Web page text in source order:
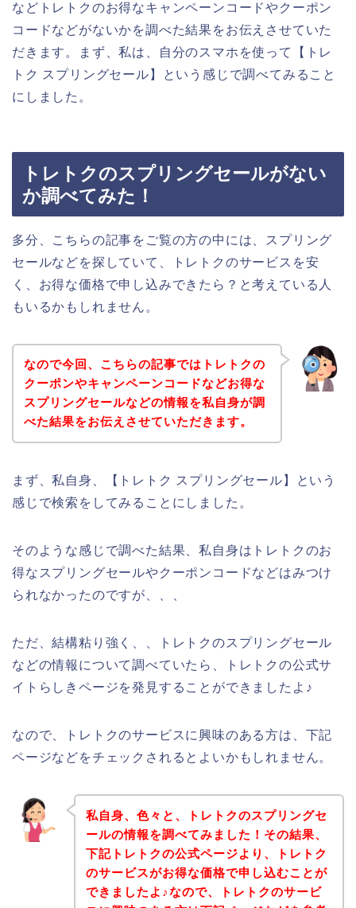
などトレトクのお得なキャンペーンコードやクーポン
コードなどがないかを調べた結果をお伝えさせていた
だきます。まず、私は、自分のスマホを使って【トレ
トク スプリングセール】という感じで調べてみること
にしました。
トレトクのスプリングセールがない
か調べてみた！
多分、こちらの記事をご覧の方の中には、スプリング
セールなどを探していて、トレトクのサービスを安
く、お得な価格で申し込みできたら？と考えている人
もいるかもしれません。
なので今回、こちらの記事ではトレトクの
クーポンやキャンペーンコードなどお得な
スプリングセールなどの情報を私自身が調
べた結果をお伝えさせていただきます。
まず、私自身、【トレトク スプリングセール】という
感じで検索をしてみることにしました。
そのような感じで調べた結果、私自身はトレトクのお
得なスプリングセールやクーポンコードなどはみつけ
られなかったのですが、、、
ただ、結構粘り強く、、トレトクのスプリングセール
などの情報について調べていたら、トレトクの公式サ
イトらしきページを発見することができましたよ♪
なので、トレトクのサービスに興味のある方は、下記
ページなどをチェックされるとよいかもしれません。
私自身、色々と、トレトクのスプリングセ
ールの情報を調べてみました！その結果、
下記トレトクの公式ページより、トレトク
のサービスがお得な価格で申し込むことが
できましたよ♪なので、トレトクのサービ